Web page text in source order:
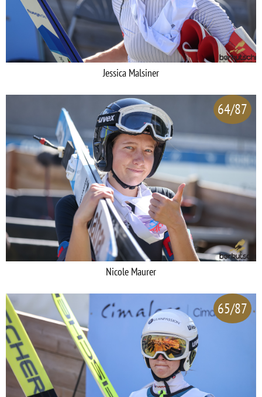
Jessica Malsiner
64/87
Nicole Maurer
65/87